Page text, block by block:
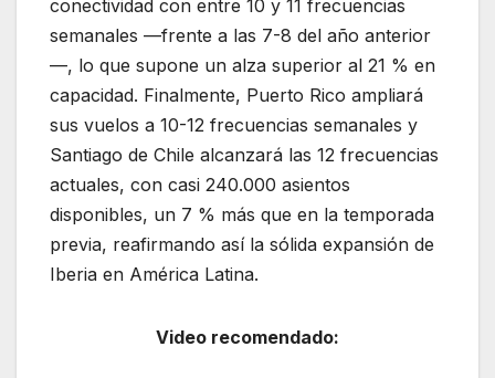
conectividad con entre 10 y 11 frecuencias
semanales —frente a las 7-8 del año anterior
—, lo que supone un alza superior al 21 % en
capacidad. Finalmente, Puerto Rico ampliará
sus vuelos a 10-12 frecuencias semanales y
Santiago de Chile alcanzará las 12 frecuencias
actuales, con casi 240.000 asientos
disponibles, un 7 % más que en la temporada
previa, reafirmando así la sólida expansión de
Iberia en América Latina.
Video recomendado: